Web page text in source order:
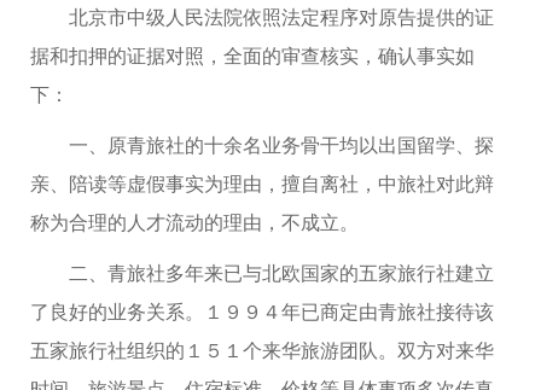
北京市中级人民法院依照法定程序对原告提供的证
据和扣押的证据对照，全面的审查核实，确认事实如
下：
一、原青旅社的十余名业务骨干均以出国留学、探
亲、陪读等虚假事实为理由，擅自离社，中旅社对此辩
称为合理的人才流动的理由，不成立。
二、青旅社多年来已与北欧国家的五家旅行社建立
了良好的业务关系。１９９４年已商定由青旅社接待该
五家旅行社组织的１５１个来华旅游团队。双方对来华